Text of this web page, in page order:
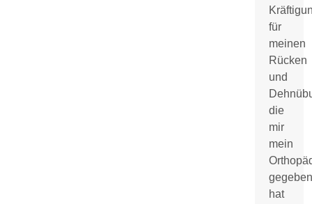
für
meinen
Rücken
und
die
mir
mein
gegeben
hat